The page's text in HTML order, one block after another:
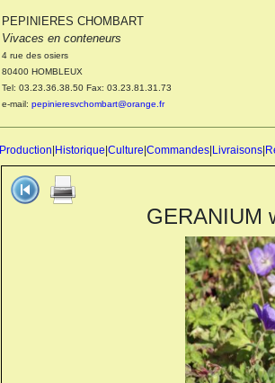
PEPINIERES CHOMBART
Vivaces en conteneurs
4 rue des osiers
80400 HOMBLEUX
Tel: 03.23.36.38.50 Fax: 03.23.81.31.73
e-mail: pepinieresvchombart@orange.fr
Production Historique Culture Commandes Livraisons
GERANIUM